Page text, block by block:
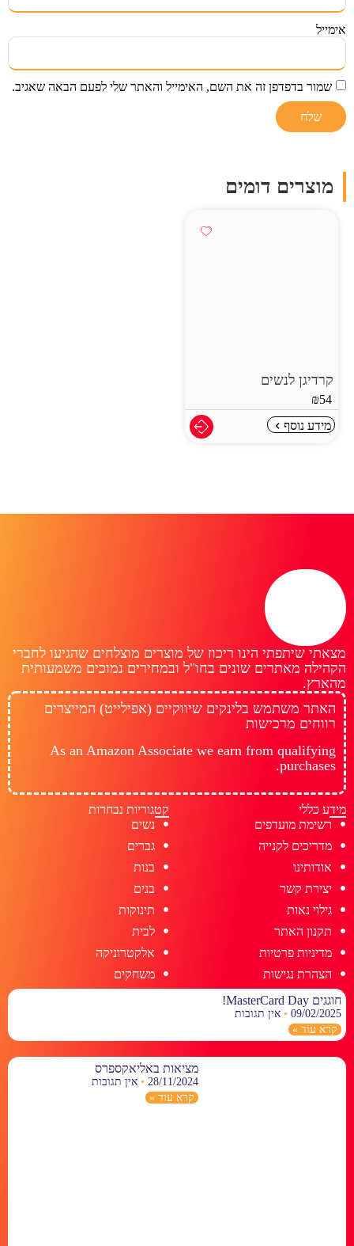
אימייל
שמור בדפדפן זה את השם, האימייל והאתר שלי לפעם הבאה שאגיב.
מוצרים דומים
קרדיגן לנשים
₪54
מידע נוסף
מצאתי שיתפתי הינו ריכוז של מוצרים מוצלחים שהגיעו לחברי
הקהילה מאתרים שונים בחו"ל ובמחירים נמוכים משמעותית
מהארץ.
האתר משתמש בלינקים שיווקיים (אפילייט) המייצרים
רווחים מרכישות
As an Amazon Associate we earn from qualifying
purchases.
מידע כללי
רשימת מועדפים
מדריכים לקנייה
אודותינו
יצירת קשר
גילוי נאות
תקנון האתר
מדיניות פרטיות
הצהרת נגישות
קטגוריות נבחרות
נשים
גברים
בנות
בנים
תינוקות
לבית
אלקטרוניקה
משחקים
חוגגים MasterCard Day!
09/02/2025
אין תגובות
קרא עוד »
מציאות באליאקספרס
28/11/2024
אין תגובות
קרא עוד »